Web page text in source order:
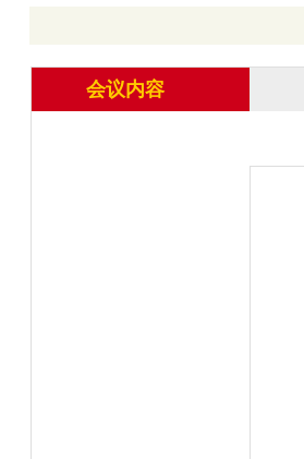
会议内容